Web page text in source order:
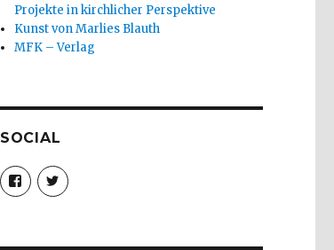
Projekte in kirchlicher Perspektive
Kunst von Marlies Blauth
MFK – Verlag
SOCIAL
Profil
von
christoph.fleischer1
anzeigen
Profil
von
anzeigen